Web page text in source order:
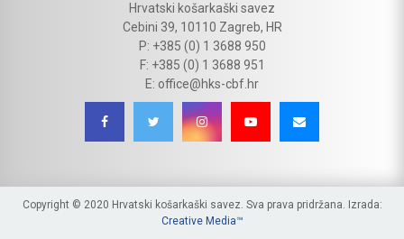
Hrvatski košarkaški savez
Cebini 39, 10110 Zagreb, HR
P: +385 (0) 1 3688 950
F: +385 (0) 1 3688 951
E: office@hks-cbf.hr
Copyright © 2020 Hrvatski košarkaški savez. Sva prava pridržana. Izrada:
Creative Media™